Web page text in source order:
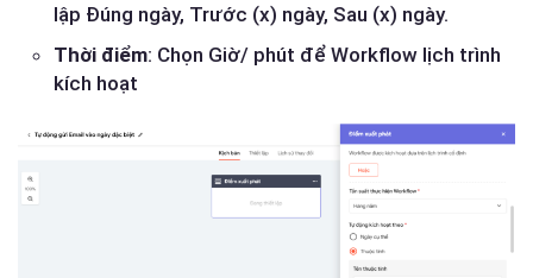
lập Đúng ngày, Trước (x) ngày, Sau (x) ngày.
Thời điểm: Chọn Giờ/ phút để Workflow lịch trình
kích hoạt